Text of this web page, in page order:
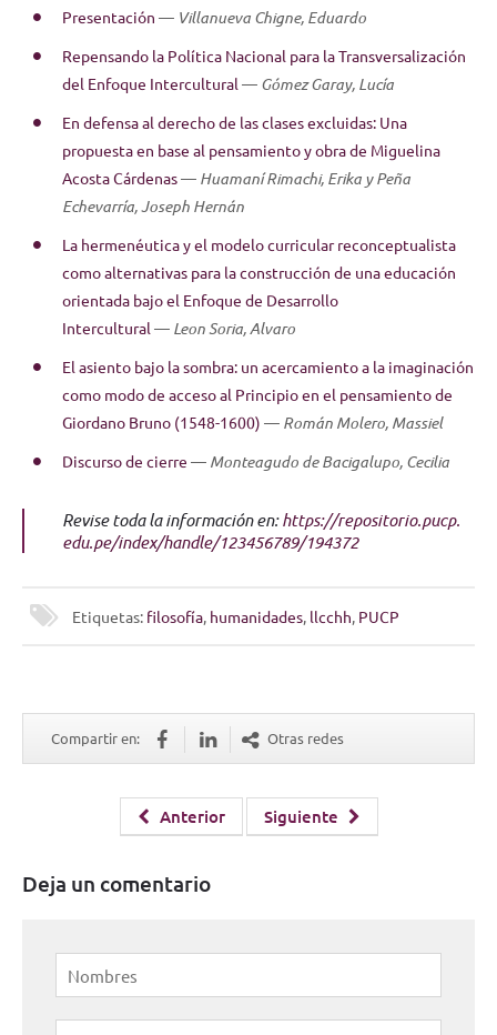
Presentación — Villanueva Chigne, Eduardo
Repensando la Política Nacional para la Transversalización
del Enfoque Intercultural — Gómez Garay, Lucía
En defensa al derecho de las clases excluidas: Una
propuesta en base al pensamiento y obra de Miguelina
Acosta Cárdenas— Huamaní Rimachi, Erika y Peña
Echevarría, Joseph Hernán
La hermenéutica y el modelo curricular reconceptualista
como alternativas para la construcción de una educación
orientada bajo el Enfoque de Desarrollo
Intercultural — Leon Soria, Alvaro
El asiento bajo la sombra: un acercamiento a la imaginación
como modo de acceso al Principio en el pensamiento de
Giordano Bruno (1548-1600) — Román Molero, Massiel
Discurso de cierre — Monteagudo de Bacigalupo, Cecilia
Revise toda la información en:https://repositorio.pucp.
edu.pe/index/handle/123456789/194372
Etiquetas: filosofía, humanidades, llcchh, PUCP
Compartir en: Otras redes
Anterior Siguiente
Deja un comentario